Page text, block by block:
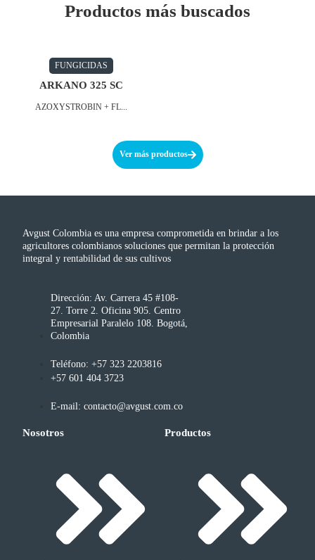
Productos más buscados
FUNGICIDAS
ARKANO 325 SC
AZOXYSTROBIN + FL...
Ver más productos
Avgust Colombia es una empresa comprometida en brindar a los
agricultores colombianos soluciones que permitan la protección
integral y rentabilidad de sus cultivos
Dirección: Av. Carrera 45 #108-
27. Torre 2. Oficina 905. Centro
Empresarial Paralelo 108. Bogotá,
Colombia
Teléfono: +57 323 2203816
+57 601 404 3723
E-mail: contacto@avgust.com.co
Nosotros Productos